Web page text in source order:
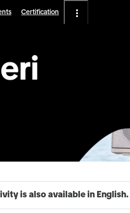
Certification
is also available in English.